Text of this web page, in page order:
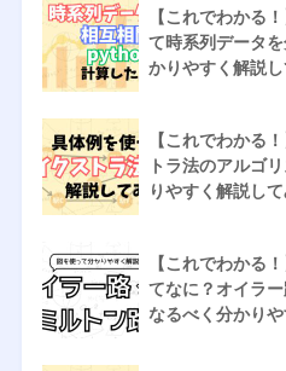
【これでわかる
て時系列データ
かりやすく解説
【これでわかる
トラ法のアルゴ
りやすく解説し
【これでわかる
てなに？オイラ
なるべく分かり